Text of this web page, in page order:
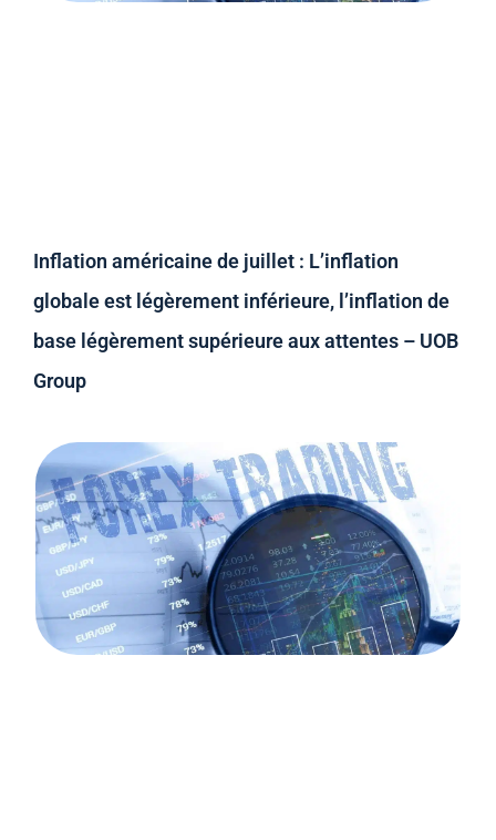
Inflation américaine de juillet : L’inflation
globale est légèrement inférieure, l’inflation de
base légèrement supérieure aux attentes – UOB
Group